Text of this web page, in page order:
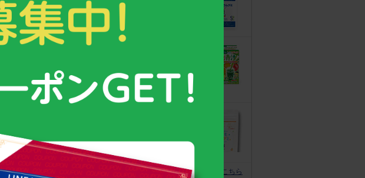
たっぷり！
守る力を高める
スクスクのっぽくん推奨全グッズはこちら